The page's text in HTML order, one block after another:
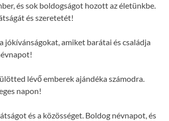
és sok boldogságot hozott az életünkbe.
és szeretetét!
jókívánságokat, amiket barátai és családja
lévő emberek ajándéka számodra.
napon!
és a közösséget. Boldog névnapot, és